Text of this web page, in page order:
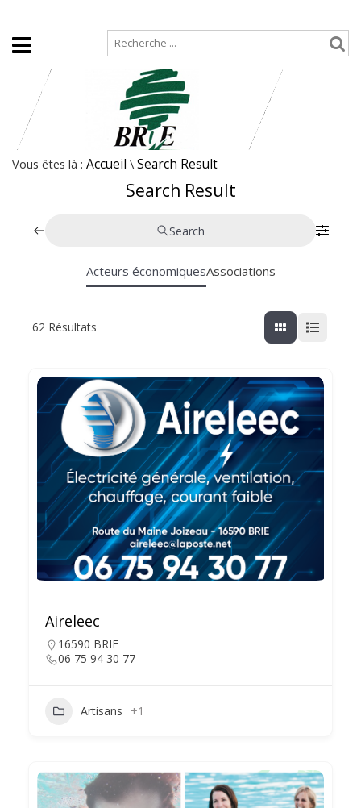
Vous êtes là : Accueil \ Search Result
Search Result
Search
Acteurs économiquesAssociations
62 Résultats
Aireleec
16590 BRIE
06 75 94 30 77
Artisans +1